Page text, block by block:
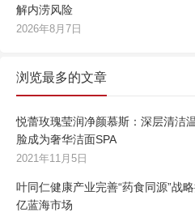
解内涝风险
2026年8月7日
浏览最多的文章
悦蕾玫瑰莹润净颜慕斯：深层清洁
脸成为奢华洁面SPA
2021年11月5日
叶同仁健康产业完善“药食同源”战
亿蓝海市场